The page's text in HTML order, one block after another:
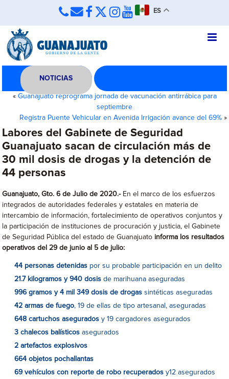
ES
NOTICIAS
« Guanajuato reprograma jornada de vacunación antirrábica para
septiembre
Registra Puente Vehicular en Avenida Irrigación avance del 69%»
Labores del Gabinete de Seguridad
Guanajuato sacan de circulación más de
30 mil dosis de drogas y la detención de
44 personas
Guanajuato, Gto. 6 de Julio de 2020.-En el marco de los esfuerzos
integrados de autoridades federales y estatales en materia de
intercambio de información, fortalecimiento de operativos conjuntos y
la participación de instituciones de procuración y justicia, el Gabinete
de Seguridad Pública del estado de Guanajuato informa los resultados
operativos del 29 de junio al 5 de julio:
44 personas detenidas por su probable participación en un delito
21.7 kilogramos y 940 dosis de marihuana aseguradas
996 gramos y 4 mil 349 dosis de drogas sintéticas aseguradas
42 armas de fuego, 19 de ellas de tipo artesanal, aseguradas
648 cartuchos asegurados y 19 cargadores asegurados
3 chalecos balísticos asegurados
2 artefactos explosivos
664 objetos pochallantas
69 vehículos con reporte de robo recuperadosy12 asegurados